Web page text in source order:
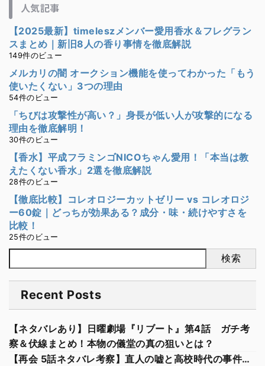
人気記事
【2025最新】timeleszメンバー愛用香水＆フレグラン
スまとめ｜新旧8人の香り事情を徹底解説
149件のビュー
メルカリの闇 オークション機能を使ってわかった「もう
使いたくない」3つの理由
54件のビュー
「ちびは攻撃性が高い？」身長が低い人が攻撃的になる
理由を徹底解明！
30件のビュー
【香水】平成フラミンゴNICOちゃん愛用！「本当は教
えたくない香水」2選を徹底解説
28件のビュー
【徹底比較】コレオロジーカットゼリー vs コレオロジ
ー60錠｜どっちが効果ある？成分・味・続けやすさを
比較！
25件のビュー
検索
Recent Posts
【ネタバレあり】日曜劇場『リブート』第4話 ガチ考
察＆伏線まとめ！本物の儀堂の真の狙いとは？
【再会 5話ネタバレ考察】直人の嘘と高校時代の事件…